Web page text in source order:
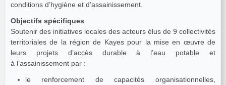
conditions d’hygiène et d’assainissement.
Objectifs spécifiques
Soutenir des initiatives locales des acteurs élus de 9 collectivités
territoriales de la région de Kayes pour la mise en œuvre de
leurs projets d’accès durable à l’eau potable et
à l’assainissement par :
le renforcement de capacités organisationnelles,